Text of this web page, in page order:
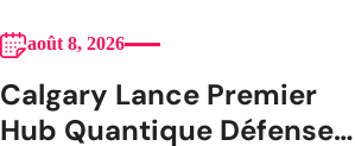
août 8, 2026
Calgary Lance Premier
Hub Quantique Défense